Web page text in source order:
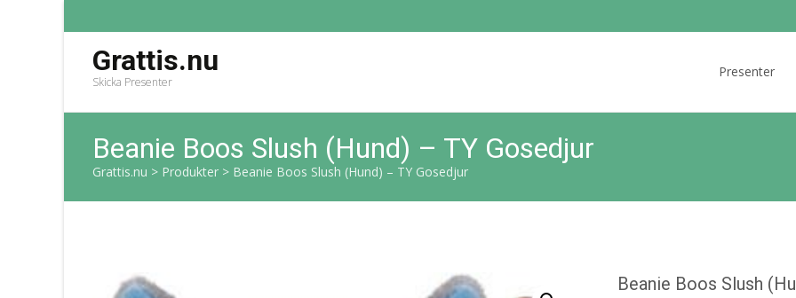
Grattis.nu
Skicka Presenter
Presenter
Beanie Boos Slush (Hund) – TY Gosedjur
Grattis.nu > Produkter > Beanie Boos Slush (Hund) – TY Gosedjur
Beanie Boos Slush